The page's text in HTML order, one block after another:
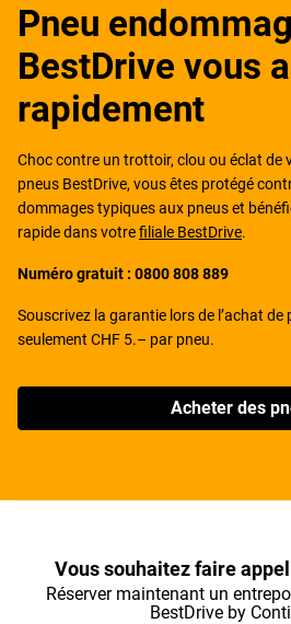
Pneu
BestDrive vous
rapidement
Choc contre un trottoir, clou ou éclat de
pneus BestDrive, vous êtes protégé
dommages typiques aux pneus et
rapide dans votrefiliale BestDrive.
Numéro gratuit : 0800 808 889
Souscrivez la garantie lors de l’achat de
seulement CHF 5.– par pneu.
Acheter des
Vous souhaitez faire
Réserver maintenant un
BestDrive by